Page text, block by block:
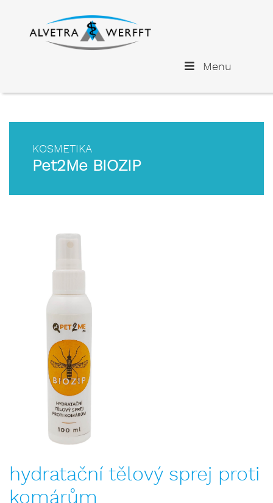
Menu
KOSMETIKA
Pet2Me BIOZIP
hydratační tělový sprej proti
komárům